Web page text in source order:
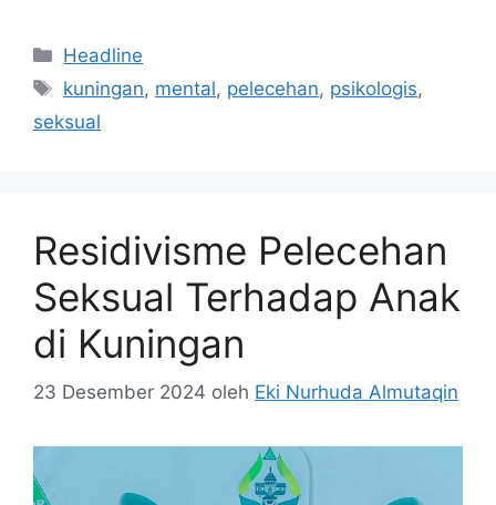
Kategori
Headline
Tag
kuningan, mental, pelecehan, psikologis,
seksual
Residivisme Pelecehan
Seksual Terhadap Anak
di Kuningan
23 Desember 2024 oleh Eki Nurhuda Almutaqin